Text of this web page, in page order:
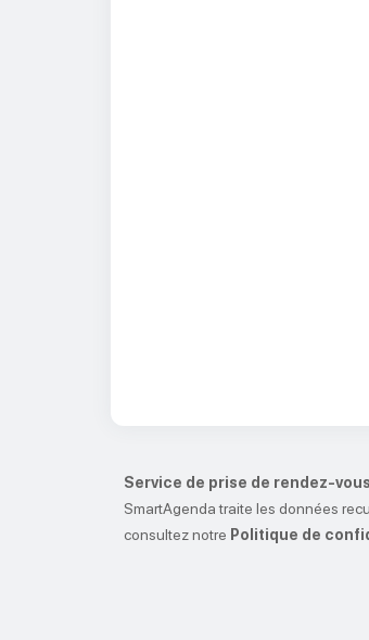
Service de prise de rendez-
SmartAgenda traite les données
consultez notre Politique de